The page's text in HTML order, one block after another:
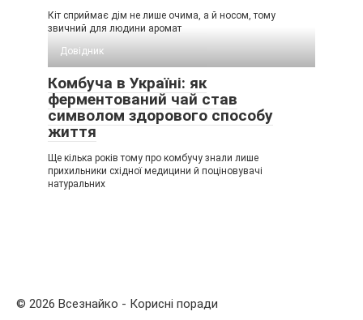
Кіт сприймає дім не лише очима, а й носом, тому
звичний для людини аромат
Довідник
Комбуча в Україні: як
ферментований чай став
символом здорового способу
життя
Ще кілька років тому про комбучу знали лише
прихильники східної медицини й поціновувачі
натуральних
© 2026 Всезнайко - Корисні поради